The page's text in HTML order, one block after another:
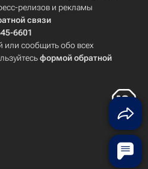
релизов и рекламы
связи
6601
или сообщить обо всех
формой обратной